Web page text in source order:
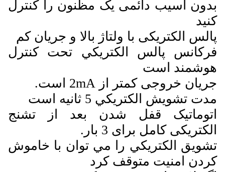
بدون آسیب دائمی یک مظنون را کنترل
کنید
پالس الکتریکی با ولتاژ بالا و جریان کم
فرکانس پالس الکتريکي تحت کنترل
هوشمند است
جریان خروجی کمتر از 2mA است.
مدت تشويش الکتريکي 5 ثانيه است
اتوماتیک قفل شدن بعد از تشنج
الکتریکی کامل برای 3 بار.
تشويق الکتريکي را مي توان با خاموش
کردن امنيت متوقف کرد